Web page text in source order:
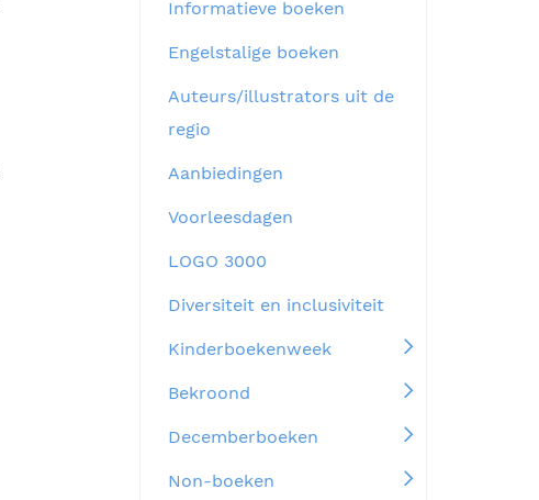
Informatieve boeken
Engelstalige boeken
Auteurs/illustrators uit de
regio
Aanbiedingen
Voorleesdagen
LOGO 3000
Diversiteit en inclusiviteit
Kinderboekenweek
Bekroond
Decemberboeken
Non-boeken